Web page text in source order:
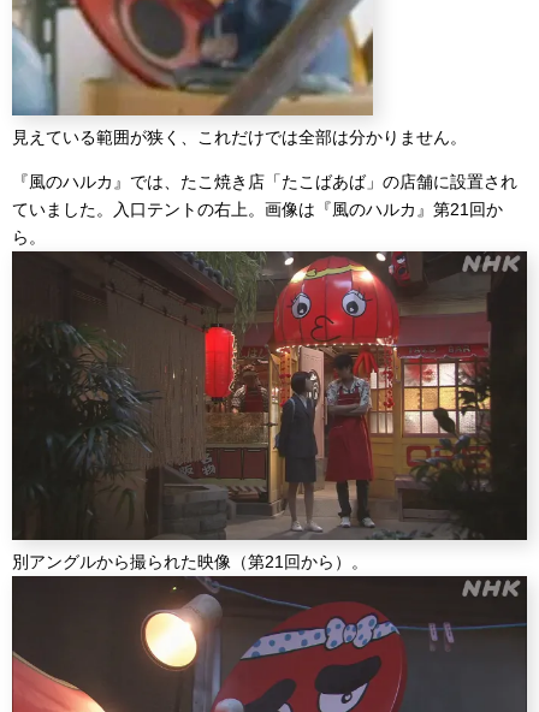
見えている範囲が狭く、これだけでは全部は分かりません。
『風のハルカ』では、たこ焼き店「たこばあば」の店舗に設置され
ていました。入口テントの右上。画像は『風のハルカ』第21回か
ら。
別アングルから撮られた映像（第21回から）。